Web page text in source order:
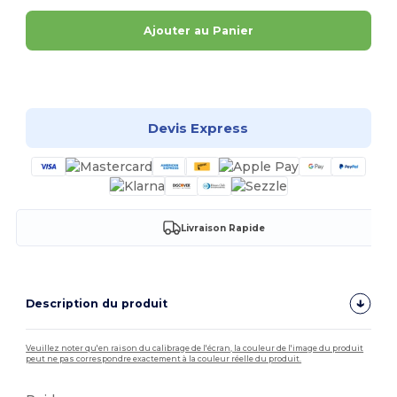
Ajouter au Panier
Devis Express
Livraison Rapide
Description du produit
Veuillez noter qu'en raison du calibrage de l'écran, la couleur de l'image du produit
peut ne pas correspondre exactement à la couleur réelle du produit.